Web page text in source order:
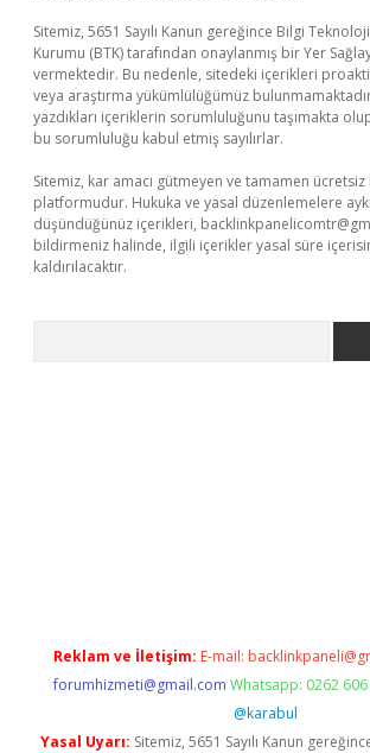
Sitemiz, 5651 Sayılı Kanun gereğince Bilgi
Kurumu (BTK) tarafından onaylanmış bir Yer
vermektedir. Bu nedenle, sitedeki içerikleri
veya araştırma yükümlülüğümüz
yazdıkları içeriklerin sorumluluğunu taşımakta
bu sorumluluğu kabul etmiş sayılırlar.
Sitemiz, kar amacı gütmeyen ve tamamen
platformudur. Hukuka ve yasal düzenlemelere
düşündüğünüz içerikleri,
bildirmeniz halinde, ilgili içerikler yasal süre
kaldırılacaktır.
Reklam ve İletişim: E-mail:
forumhizmeti@gmail.com Whatsapp: 0262
@karabul
Yasal Uyarı: Sitemiz, 5651 Sayılı Kanun